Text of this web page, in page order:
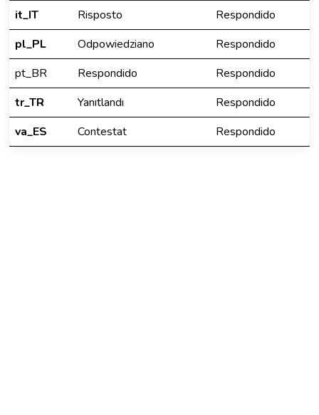
it_IT
Risposto
Respondido
pl_PL
Odpowiedziano
Respondido
pt_BR
Respondido
Respondido
tr_TR
Yanıtlandı
Respondido
va_ES
Contestat Respondido